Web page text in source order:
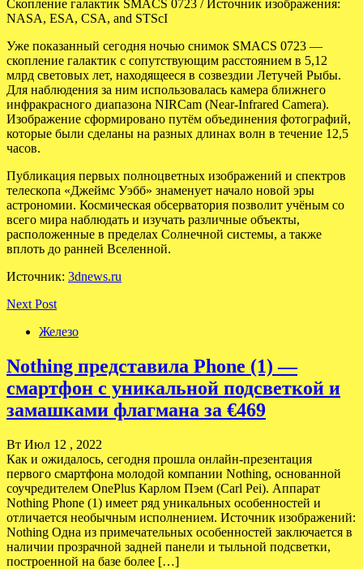
Скопление галактик SMACS 0723 / Источник изображения:
NASA, ESA, CSA, and STScI
Уже показанный сегодня ночью снимок SMACS 0723 —
скопление галактик с сопутствующим расстоянием в 5,12
млрд световых лет, находящееся в созвездии Летучей Рыбы.
Для наблюдения за ним использовалась камера ближнего
инфракрасного диапазона NIRCam (Near-Infrared Camera).
Изображение сформировано путём объединения фотографий,
которые были сделаны на разных длинах волн в течение 12,5
часов.
Публикация первых полноцветных изображений и спектров
телескопа «Джеймс Уэбб» знаменует начало новой эры
астрономии. Космическая обсерватория позволит учёным со
всего мира наблюдать и изучать различные объекты,
расположенные в пределах Солнечной системы, а также
вплоть до ранней Вселенной.
Источник: 3dnews.ru
Next Post
Железо
Nothing представила Phone (1) —
смартфон с уникальной подсветкой и
замашками флагмана за €469
Вт Июл 12 , 2022
Как и ожидалось, сегодня прошла онлайн-презентация
первого смартфона молодой компании Nothing, основанной
соучредителем OnePlus Карлом Пэем (Carl Pei). Аппарат
Nothing Phone (1) имеет ряд уникальных особенностей и
отличается необычным исполнением. Источник изображений:
Nothing Одна из примечательных особенностей заключается в
наличии прозрачной задней панели и тыльной подсветки,
построенной на базе более […]